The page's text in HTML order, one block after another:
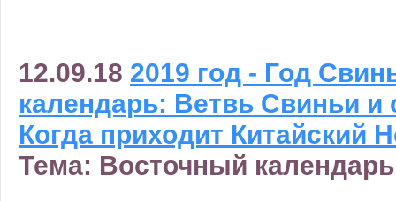
12.09.18 2019 год - Год
календарь: Ветвь Свиньи и
Когда приходит Китайский
Тема: Восточный календарь